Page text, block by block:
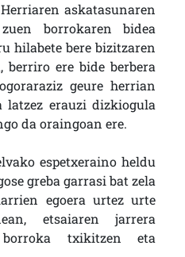
Herriaren askatasunaren
borrokaren bidea
hilabete bere bizitzaren
ere bide berbera
geure herrian
erauzi dizkiogula
da oraingoan ere.
espetxeraino heldu
greba garrasi bat zela
egoera urtez urte
etsaiaren jarrera
txikitzen eta